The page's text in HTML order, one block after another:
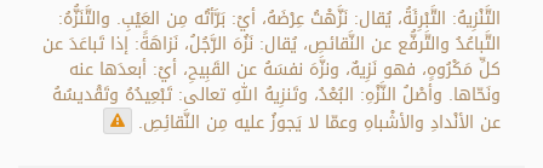
التَّنْزِيهُ: التَّبْرِئَةُ، يُقال: نَزَّهْتُ عِرْضَهُ، أيْ: بَرَّأتُه مِن العَيْبِ. والتَّنَزُّهُ:
التَّباعُدُ والتَّرفُّع عن النَّقائصِ، يُقال: نَزُهَ الرَّجُلُ، نَزاهَةً: إذا تَباعَدَ عن
كلِّ مَكْرُوهٍ، فهو نَزِيهٌ، ونزَّهَ نفسَهُ عن القَبِيحِ، أيْ: أبعدَها عنه
ونَحّاها. وأصْلُ النَّزْهِ: البُعْدُ، وتَنزِيهُ اللهِ تعالى: تَبْعِيدُهُ وتَقْديسُهُ
عن الأنْدادِ والأشْباهِ وعمّا لا يَجوزُ عليه مِن النَّقائِصِ.